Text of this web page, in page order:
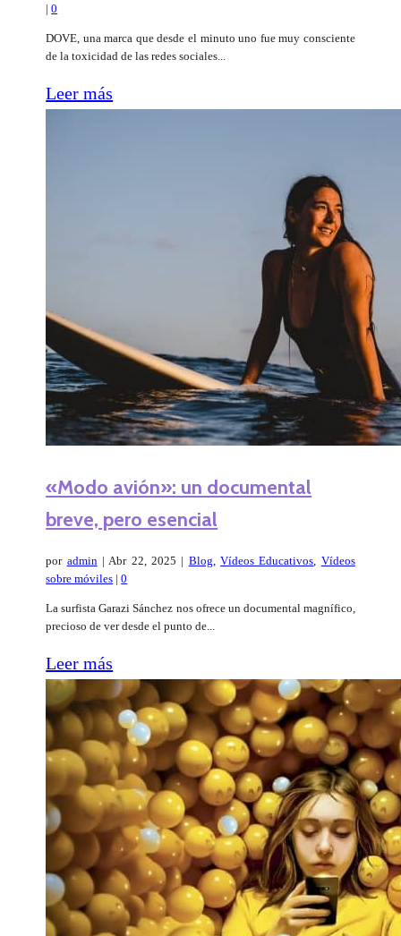
|0
DOVE, una marca que desde el minuto uno fue muy consciente
de la toxicidad de las redes sociales...
Leer más
«Modo avión»: un documental
breve, pero esencial
por admin|Abr 22, 2025 | Blog,Vídeos Educativos, Vídeos
sobre móviles |0
La surfista Garazi Sánchez nos ofrece un documental magnífico,
precioso de ver desde el punto de...
Leer más